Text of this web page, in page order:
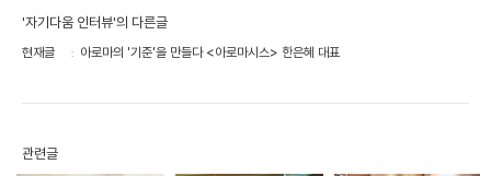
'자기다움 인터뷰'의 다른글
현재글 아로마의 '기준'을 만들다 <아로마시스> 한은혜 대표
관련글